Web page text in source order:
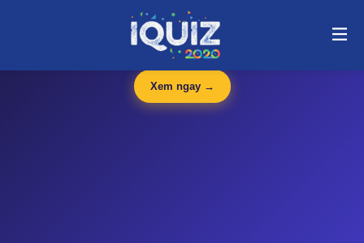
Đề thi Toán lớp 2 | i-quiz.vn@stop article@stop
🛍️
— Văn phòng phẩm, dụng cụ học tập giá tốt
Xem ngay →